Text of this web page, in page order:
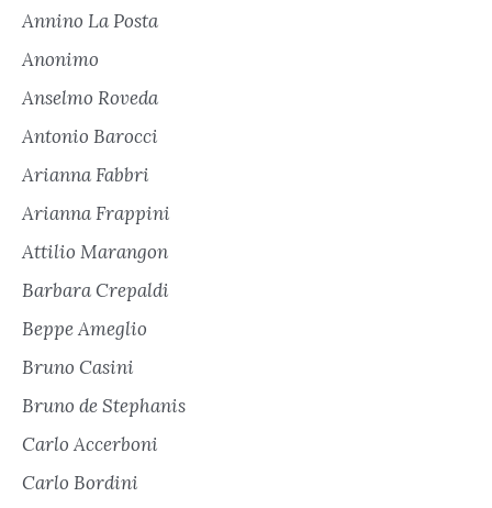
Annino La Posta
Anonimo
Anselmo Roveda
Antonio Barocci
Arianna Fabbri
Arianna Frappini
Attilio Marangon
Barbara Crepaldi
Beppe Ameglio
Bruno Casini
Bruno de Stephanis
Carlo Accerboni
Carlo Bordini